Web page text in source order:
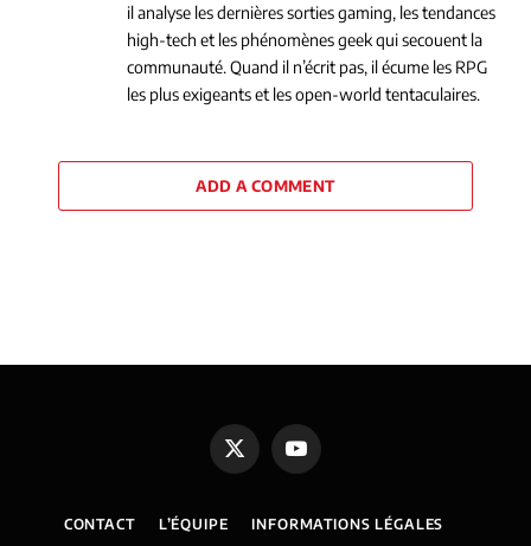
il analyse les dernières sorties gaming, les tendances
high-tech et les phénomènes geek qui secouent la
communauté. Quand il n’écrit pas, il écume les RPG
les plus exigeants et les open-world tentaculaires.
ADD A COMMENT
X
(Twitter)
YouTube
CONTACT L’ÉQUIPE INFORMATIONS LÉGALES